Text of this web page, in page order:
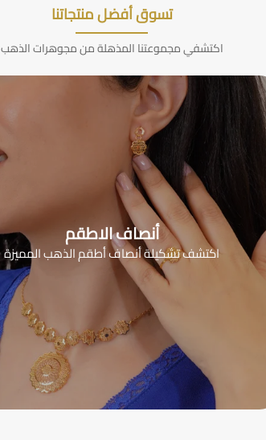
تسوق أفضل منتجاتنا
اكتشفي مجموعتنا المذهلة من مجوهرات الذهب
أنصاف الاطقم
اكتشف تشكيلة أنصاف أطقم الذهب المميزة